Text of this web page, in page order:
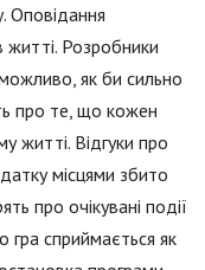
Оповідання
житті. Розробники
як би сильно
про те, що кожен
житті. Відгуки про
місцями збито
про очікувані події
гра сприймається як